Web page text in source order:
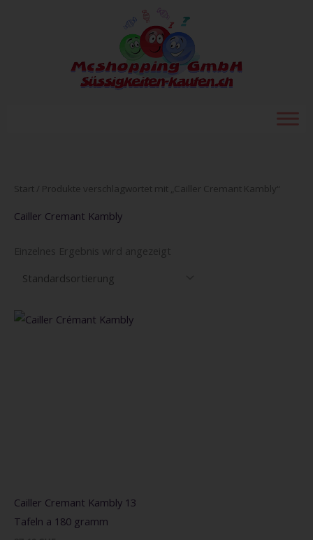
Start / Produkte verschlagwortet mit „Cailler Cremant Kambly“
Cailler Cremant Kambly
Einzelnes Ergebnis wird angezeigt
Cailler Cremant Kambly 13
Tafeln a 180 gramm